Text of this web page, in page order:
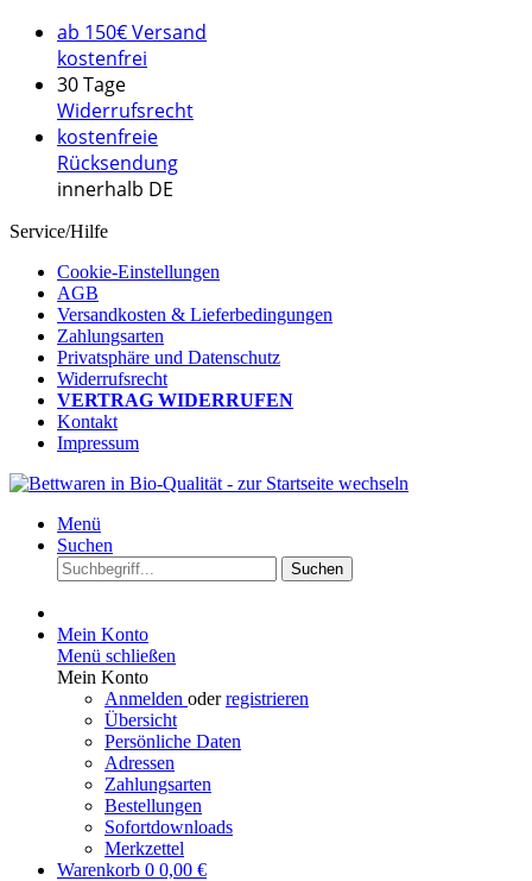
ab 150€ Versand
kostenfrei
30 Tage
Widerrufsrecht
kostenfreie
Rücksendung
innerhalb DE
Service/Hilfe
Cookie-Einstellungen
AGB
Versandkosten & Lieferbedingungen
Zahlungsarten
Privatsphäre und Datenschutz
Widerrufsrecht
VERTRAG WIDERRUFEN
Kontakt
Impressum
Menü
Suchen
Suchen
Mein Konto
Menü schließen
Mein Konto
Anmelden oderregistrieren
Übersicht
Persönliche Daten
Adressen
Zahlungsarten
Bestellungen
Sofortdownloads
Merkzettel
Warenkorb 0 0,00 €